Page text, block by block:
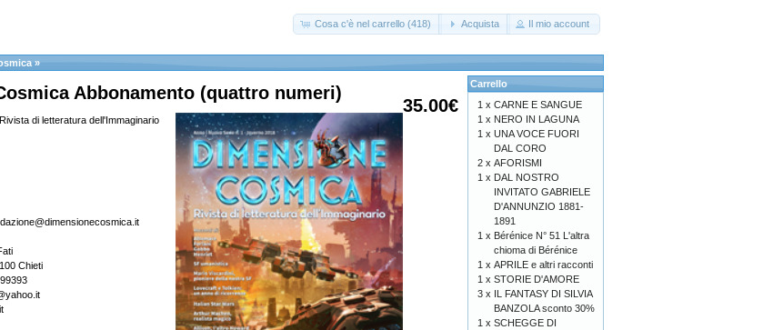
Cosa c'è nel carrello (418) Acquista Il mio account
»
35.00€
Abbonamento (quattro numeri)
di letteratura dell'Immaginario
Chieti
Carrello
1 x CARNE E SANGUE
1 x NERO IN LAGUNA
1 x UNA VOCE FUORI
DAL CORO
2 x AFORISMI
1 x DAL NOSTRO
INVITATO GABRIELE
D'ANNUNZIO 1881-
1891
1 x Bérénice N° 51 L'altra
chioma di Bérénice
1 x APRILE e altri racconti
1 x STORIE D'AMORE
3 x IL FANTASY DI SILVIA
BANZOLA sconto 30%
1 x SCHEGGE DI